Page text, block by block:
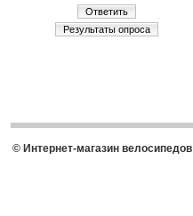
Ответить
Результаты опроса
© Интернет-магазин велосипедов